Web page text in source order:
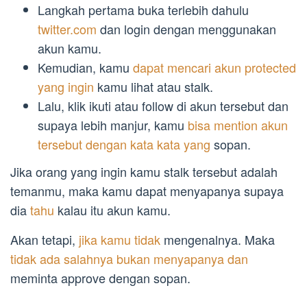
Langkah pertama buka terlebih dahulu
twitter.com dan login dengan menggunakan
akun kamu.
Kemudian, kamu dapat mencari akun protected
yang ingin kamu lihat atau stalk.
Lalu, klik ikuti atau follow di akun tersebut dan
supaya lebih manjur, kamu bisa mention akun
tersebut dengan kata kata yang sopan.
Jika orang yang ingin kamu stalk tersebut adalah
temanmu, maka kamu dapat menyapanya supaya
diatahu kalau itu akun kamu.
Akan tetapi, jika kamu tidak mengenalnya. Maka
tidak ada salahnya bukan menyapanya dan
meminta approve dengan sopan.